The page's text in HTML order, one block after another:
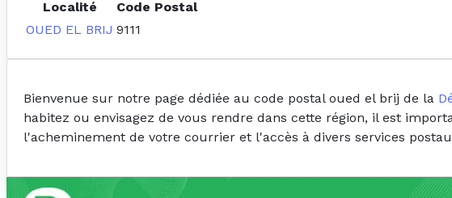
Localité
Code Postal
OUED EL BRIJ 9111
Bienvenue sur notre page dédiée au code postal oued el brij de la
habitez ou envisagez de vous rendre dans cette région, il est
l'acheminement de votre courrier et l'accès à divers services